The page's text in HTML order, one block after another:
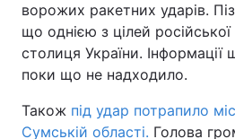
ворожих ракетних ударів.
що однією з цілей
столиця України. Інформації
поки що не надходило.
Також під удар потрапило
Сумській області. Голова